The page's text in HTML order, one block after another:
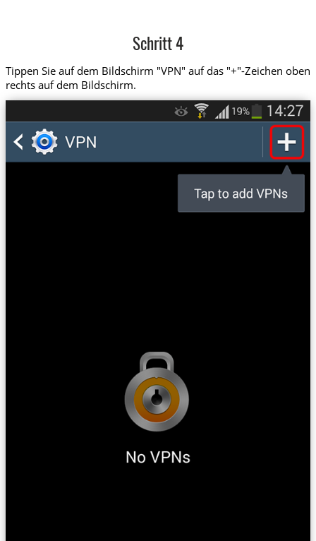
Schritt 4
Tippen Sie auf dem Bildschirm "VPN" auf das "+"-Zeichen oben
rechts auf dem Bildschirm.